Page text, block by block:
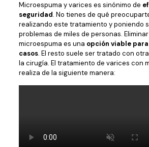
Microespuma y varices es sinónimo de
seguridad. No tienes de qué
realizando este tratamiento y poniendo
problemas de miles de personas.
microespuma es una opción viable
casos. El resto suele ser tratado con
la cirugía. El tratamiento de varices con
realiza de la siguiente manera: